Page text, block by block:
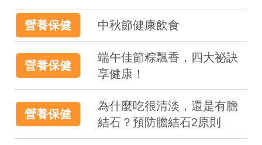
營養保健 中秋節健康飲食
營養保健
端午佳節粽飄香，四大祕訣
享健康！
營養保健
為什麼吃很清淡，還是有膽
結石？預防膽結石2原則